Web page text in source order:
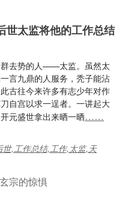
世太监将他的工作总结
群去势的人——太监。虽然太
言九鼎的人服务，秃子能沾
古往今来许多有志少年对作
自宫以求一逞者。一讲起大
元盛世拿出来晒一晒……
世,工作总结,工作,太监,天